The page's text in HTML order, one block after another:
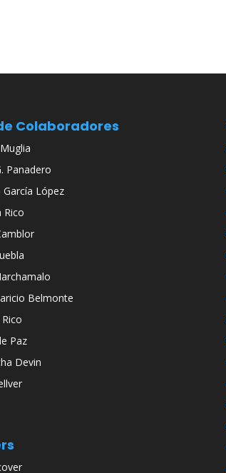
Colaboradores
Panadero
García López
Rico
Belmonte
Paz
Devin